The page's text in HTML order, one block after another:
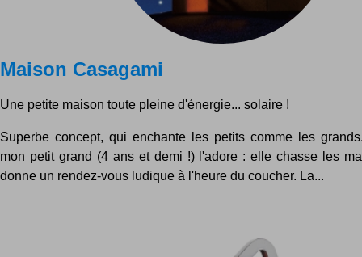
Maison Casagami
Une petite maison toute pleine d'énergie... solaire !
Superbe concept, qui enchante les petits comme les
mon petit grand (4 ans et demi !) l'adore : elle chasse les
donne un rendez-vous ludique à l'heure du coucher. La...